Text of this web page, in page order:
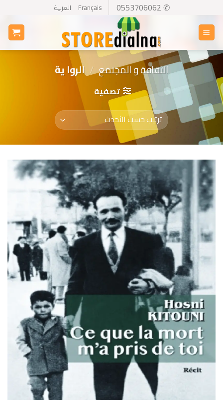
content
✆ 0553706062
Français العربية
الثقافة و المجتمع / الروا ية
تصفية